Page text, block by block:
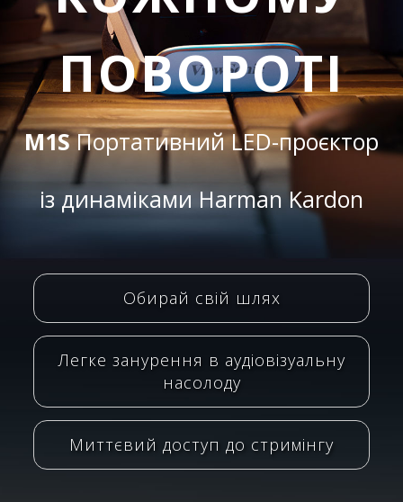
ПОВОРОТІ​
M1SПортативний LED-проєктор
із динаміками Harman Kardon
Обирай свій шлях
Легке занурення в аудіовізуальну
насолоду
Миттєвий доступ до стримінгу